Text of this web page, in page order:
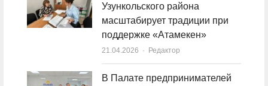
Узункольского района
масштабирует традиции при
поддержке «Атамекен»
21.04.2026 Author
Редактор
В Палате предпринимателей